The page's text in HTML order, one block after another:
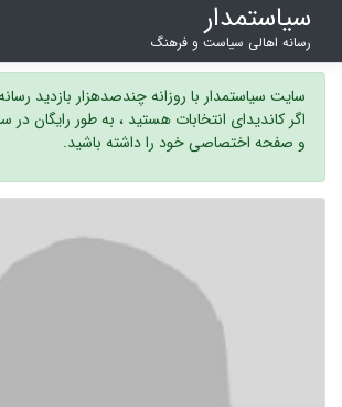
سیاستمدار
رسانه اهالی سیاست و فرهنگ
سایت سیاستمدار با روزانه چندصدهزار بازدید
اگر کاندیدای انتخابات هستید ، به طور رایگان
و صفحه اختصاصی خود را داشته باشید.